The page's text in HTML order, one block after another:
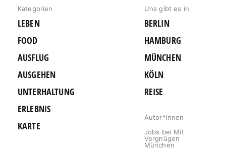
Kategorien
LEBEN
FOOD
AUSFLUG
AUSGEHEN
UNTERHALTUNG
ERLEBNIS
KARTE
Uns gibt es in
BERLIN
HAMBURG
MÜNCHEN
KÖLN
REISE
Autor*innen
Jobs bei Mit
Vergnügen
München